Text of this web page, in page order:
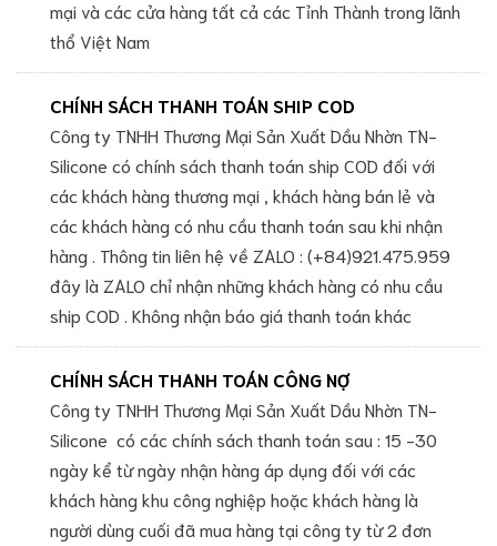
mại và các cửa hàng tất cả các Tỉnh Thành trong lãnh
thổ Việt Nam
CHÍNH SÁCH THANH TOÁN SHIP COD
Công ty TNHH Thương Mại Sản Xuất Dầu Nhờn TN-
Silicone có chính sách thanh toán ship COD đối với
các khách hàng thương mại , khách hàng bán lẻ và
các khách hàng có nhu cầu thanh toán sau khi nhận
hàng . Thông tin liên hệ về ZALO : (+84)921.475.959
đây là ZALO chỉ nhận những khách hàng có nhu cầu
ship COD . Không nhận báo giá thanh toán khác
CHÍNH SÁCH THANH TOÁN CÔNG NỢ
Công ty TNHH Thương Mại Sản Xuất Dầu Nhờn TN-
Silicone có các chính sách thanh toán sau : 15 -30
ngày kể từ ngày nhận hàng áp dụng đối với các
khách hàng khu công nghiệp hoặc khách hàng là
người dùng cuối đã mua hàng tại công ty từ 2 đơn